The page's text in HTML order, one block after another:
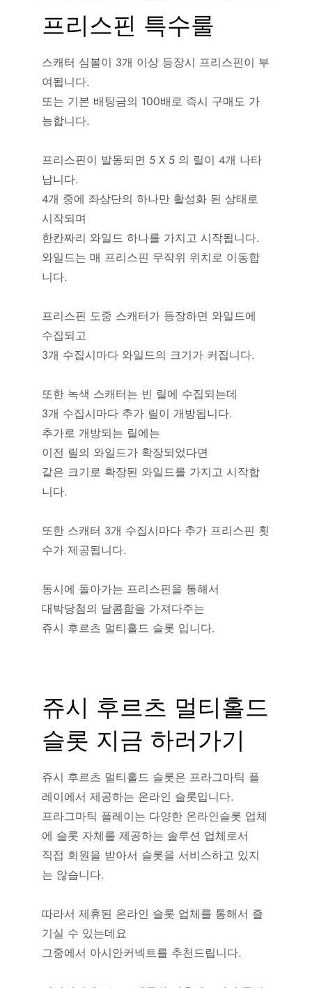
프리스핀 특수룰
스캐터 심볼이 3개 이상 등장시 프리스핀이 부
여됩니다.
또는 기본 배팅금의 100배로 즉시 구매도 가
능합니다.
프리스핀이 발동되면 5 X 5 의 릴이 4개 나타
납니다.
4개 중에 좌상단의 하나만 활성화 된 상태로
시작되며
한칸짜리 와일드 하나를 가지고 시작됩니다.
와일드는 매 프리스핀 무작위 위치로 이동합
니다.
프리스핀 도중 스캐터가 등장하면 와일드에
수집되고
3개 수집시마다 와일드의 크기가 커집니다.
또한 녹색 스캐터는 빈 릴에 수집되는데
3개 수집시마다 추가 릴이 개방됩니다.
추가로 개방되는 릴에는
이전 릴의 와일드가 확장되었다면
같은 크기로 확장된 와일드를 가지고 시작합
니다.
또한 스캐터 3개 수집시마다 추가 프리스핀 횟
수가 제공됩니다.
동시에 돌아가는 프리스핀을 통해서
대박당첨의 달콤함을 가져다주는
쥬시 후르츠 멀티홀드 슬롯 입니다.
쥬시 후르츠 멀티홀드
슬롯 지금 하러가기
쥬시 후르츠 멀티홀드 슬롯은 프라그마틱 플
레이에서 제공하는 온라인 슬롯입니다.
프라그마틱 플레이는 다양한 온라인슬롯 업체
에 슬롯 자체를 제공하는 솔루션 업체로서
직접 회원을 받아서 슬롯을 서비스하고 있지
는 않습니다.
따라서 제휴된 온라인 슬롯 업체를 통해서 즐
기실 수 있는데요
그중에서 아시안커넥트를 추천드립니다.